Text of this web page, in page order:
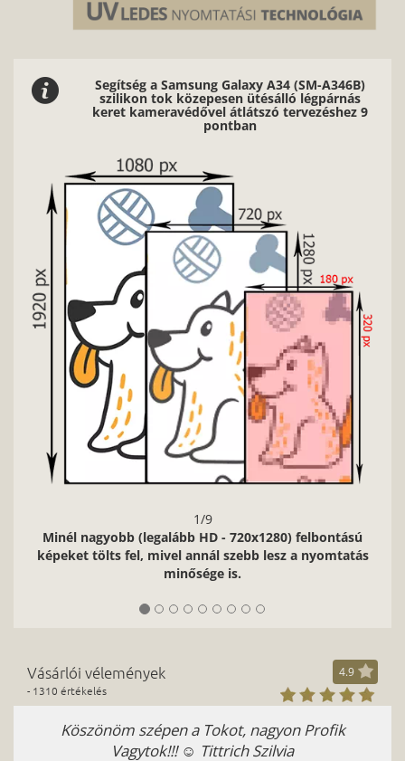
Segítség a Samsung Galaxy A34 (SM-A346B)
szilikon tok közepesen ütésálló légpárnás
keret kameravédővel átlátszó tervezéshez 9
pontban
1/9
Minél nagyobb (legalább HD - 720x1280) felbontású
képeket tölts fel, mivel annál szebb lesz a nyomtatás
minősége is.
Vásárlói vélemények
- 1310 értékelés
4.9
Köszönöm szépen a Tokot, nagyon Profik
Vagytok!!! ☺️ Tittrich Szilvia